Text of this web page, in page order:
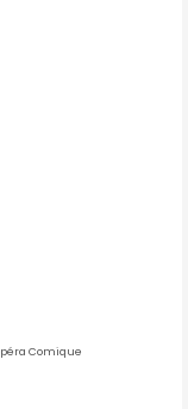
Comique